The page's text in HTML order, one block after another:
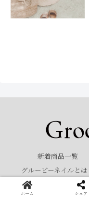
新着商品一覧
グルービーネイルとは
©
ホーム シェア